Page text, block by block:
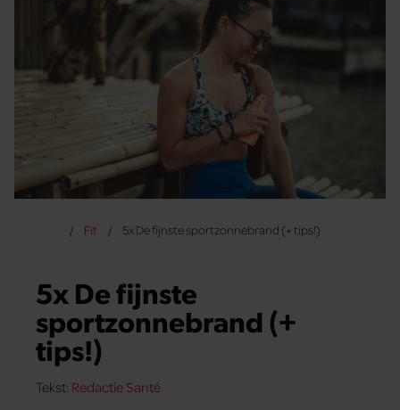
Fit 5x De fijnste sportzonnebrand (+ tips!)
5x De fijnste
sportzonnebrand (+
tips!)
Tekst: Redactie Santé